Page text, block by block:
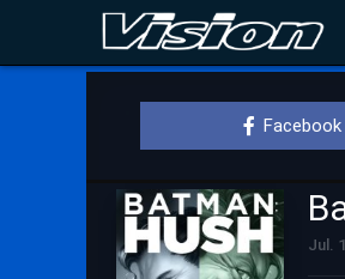
Facebook
Jul.